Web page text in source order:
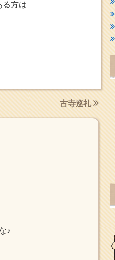
る方は
古寺巡礼
♪